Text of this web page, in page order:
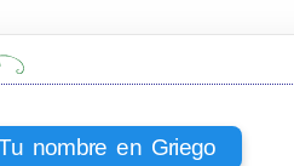
nombre en Griego